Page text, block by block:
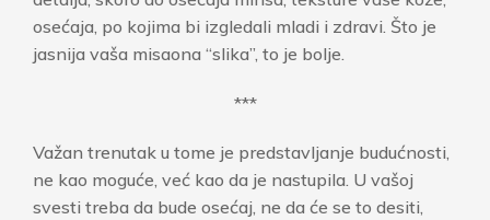
osećaja, po kojima bi izgledali mladi i zdravi. Što je
jasnija vaša misaona “slika”, to je bolje.
***
Važan trenutak u tome je predstavljanje budućnosti,
ne kao moguće, već kao da je nastupila. U vašoj
svesti treba da bude osećaj, ne da će se to desiti,